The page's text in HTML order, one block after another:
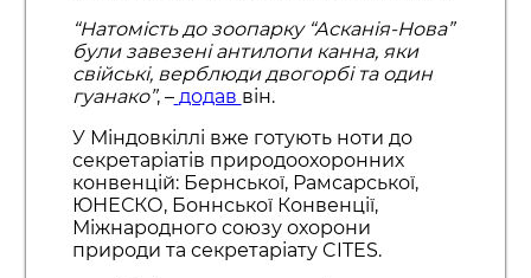
“Натомість до зоопарку “Асканія-Нова”
були завезені антилопи канна, яки
свійські, верблюди двогорбі та один
гуанако”, – додав він.
У Міндовкіллі вже готують ноти до
секретаріатів природоохоронних
конвенцій: Бернської, Рамсарської,
ЮНЕСКО, Боннської Конвенції,
Міжнародного союзу охорони
природи та секретаріату CITES.